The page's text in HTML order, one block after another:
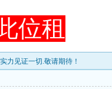
位租
力见证一切.敬请期待！